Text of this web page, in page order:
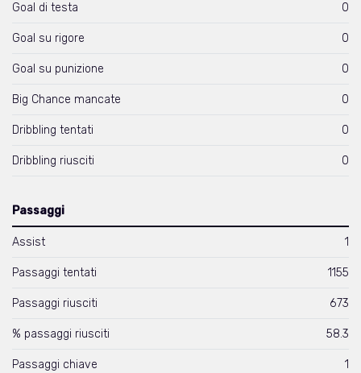
Goal di testa 0
Goal su rigore 0
Goal su punizione 0
Big Chance mancate 0
Dribbling tentati 0
Dribbling riusciti 0
Passaggi
Assist 1
Passaggi tentati 1155
Passaggi riusciti 673
% passaggi riusciti 58.3
Passaggi chiave 1